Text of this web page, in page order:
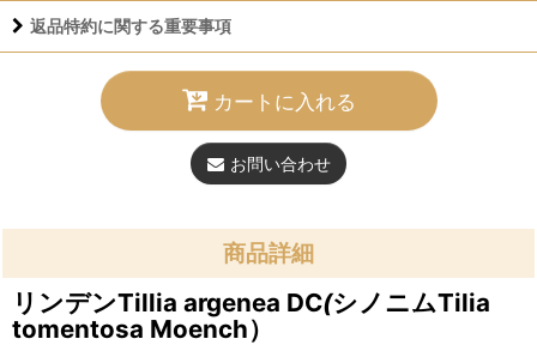
返品特約に関する重要事項
カートに入れる
お問い合わせ
商品詳細
リンデンTillia argenea DC(シノニムTilia
tomentosa Moench）